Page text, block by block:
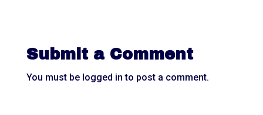
Submit a Comment
You must be logged in to post a comment.